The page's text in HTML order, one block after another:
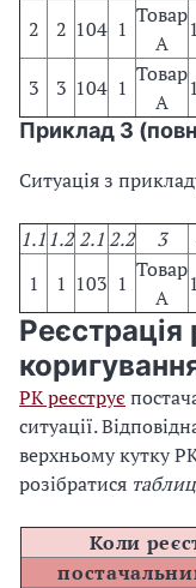
2 2 104 1
Товар
А
3 3 104 1
Товар
А
Приклад 3
Ситуація з
1.11.2 2.1 2.2 3
1
1 103 1
Товар
А
Реєстрація
РК реєструє
ситуації.
верхньому кутку
розібратися
Коли